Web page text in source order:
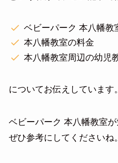
ベビーパーク 本八幡教
本八幡教室の料金
本八幡教室周辺の幼児
についてお伝えしています。
ベビーパーク 本八幡教室が
ぜひ参考にしてくださいね。